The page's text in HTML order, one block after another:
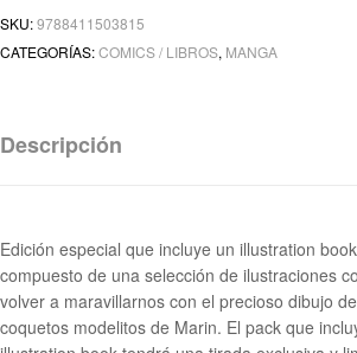
SKU:9788411503815
CATEGORÍAS:COMICS / LIBROS, MANGA
Descripción
Edición especial que incluye un illustration
compuesto de una selección de ilustraciones
volver a maravillarnos con el precioso dibujo
coquetos modelitos de Marin. El pack que